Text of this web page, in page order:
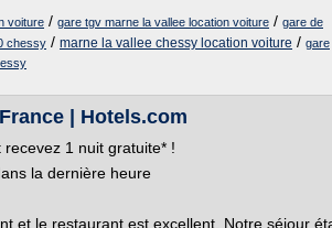
voiture / gare tgv marne la vallee location voiture / gare de
chessy / marne la vallee chessy location voiture / gare
| Hotels.com
1 nuit gratuite* !
la dernière heure
et le restaurant est excellent. Notre séjour